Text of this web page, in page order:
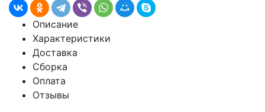
Описание
Характеристики
Доставка
Сборка
Оплата
Отзывы